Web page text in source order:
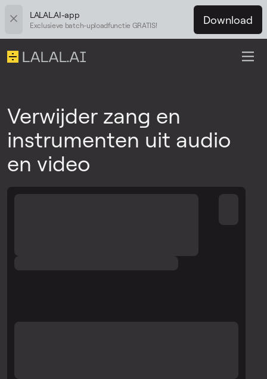
LALAL.AI-app
Exclusieve batch-uploadfunctie GRATIS! Download
Verwijder zang en
instrumenten uit audio
en video